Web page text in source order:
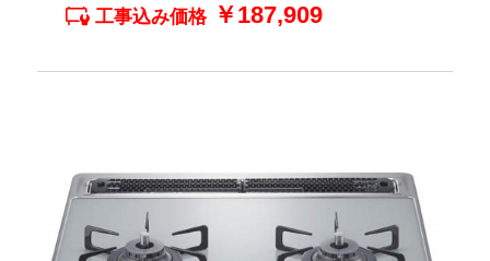
工事込み価格￥187,909